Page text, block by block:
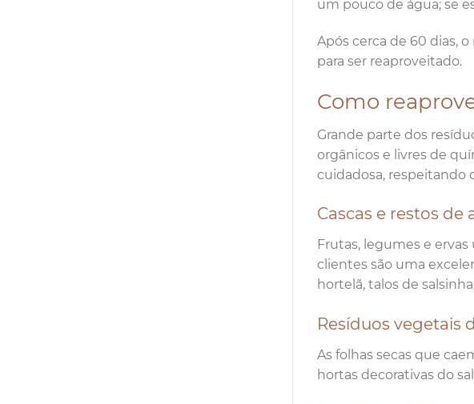
um pouco de água; se
Após cerca de 60 dias,
para ser reaproveitado.
Como
Grande parte dos
orgânicos e livres de
cuidadosa, respeitando
Cascas e restos de
Frutas, legumes e
clientes são uma
hortelã, talos de
Resíduos vegetais
As folhas secas que
hortas decorativas do